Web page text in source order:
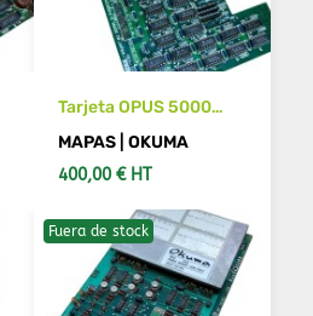
Tarjeta OPUS 5000
OKUMA E4809-032-
MAPAS | OKUMA
400,00 € HT
AÑADIR AL CARRITO
Fuera de stock